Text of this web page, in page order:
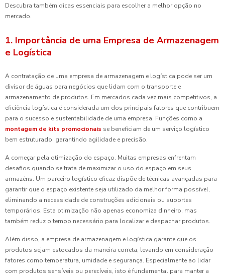
Descubra também dicas essenciais para escolher a melhor opção no
mercado.
1. Importância de uma Empresa de Armazenagem
e Logística
A contratação de uma empresa de armazenagem e logística pode ser um
divisor de águas para negócios que lidam com o transporte e
armazenamento de produtos. Em mercados cada vez mais competitivos, a
eficiência logística é considerada um dos principais fatores que contribuem
para o sucesso e sustentabilidade de uma empresa. Funções como a
montagem de kits promocionais se beneficiam de um serviço logístico
bem estruturado, garantindo agilidade e precisão.
A começar pela otimização do espaço. Muitas empresas enfrentam
desafios quando se trata de maximizar o uso do espaço em seus
armazéns. Um parceiro logístico eficaz dispõe de técnicas avançadas para
garantir que o espaço existente seja utilizado da melhor forma possível,
eliminando a necessidade de construções adicionais ou suportes
temporários. Esta otimização não apenas economiza dinheiro, mas
também reduz o tempo necessário para localizar e despachar produtos.
Além disso, a empresa de armazenagem e logística garante que os
produtos sejam estocados da maneira correta, levando em consideração
fatores como temperatura, umidade e segurança. Especialmente ao lidar
com produtos sensíveis ou perecíveis, isto é fundamental para manter a